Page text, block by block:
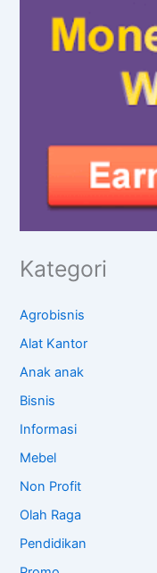
Kategori
Agrobisnis
Alat Kantor
Anak anak
Bisnis
Informasi
Mebel
Non Profit
Olah Raga
Pendidikan